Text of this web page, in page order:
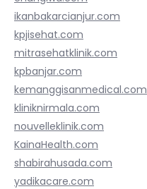
ikanbakarcianjur.com
kpjisehat.com
mitrasehatklinik.com
kpbanjar.com
kemanggisanmedical.com
kliniknirmala.com
nouvelleklinik.com
KainaHealth.com
shabirahusada.com
yadikacare.com